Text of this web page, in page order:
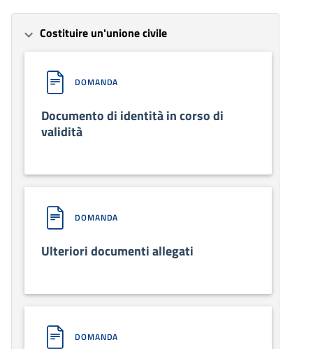
Costituire un'unione civile
DOMANDA
Documento di identità in corso di
validità
DOMANDA
Ulteriori documenti allegati
DOMANDA